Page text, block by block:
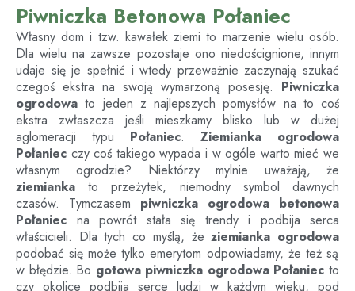
Piwniczka Betonowa Połaniec
Własny dom i tzw. kawałek ziemi to marzenie wielu osób.
Dla wielu na zawsze pozostaje ono niedoścignione, innym
udaje się je spełnić i wtedy przeważnie zaczynają szukać
czegoś ekstra na swoją wymarzoną posesję. Piwniczka
ogrodowa to jeden z najlepszych pomysłów na to coś
ekstra zwłaszcza jeśli mieszkamy blisko lub w dużej
aglomeracji typu Połaniec. Ziemianka ogrodowa
Połaniec czy coś takiego wypada i w ogóle warto mieć we
własnym ogrodzie? Niektórzy mylnie uważają, że
ziemianka to przeżytek, niemodny symbol dawnych
czasów. Tymczasem piwniczka ogrodowa betonowa
Połaniec na powrót stała się trendy i podbija serca
właścicieli. Dla tych co myślą, żeziemianka ogrodowa
podobać się może tylko emerytom odpowiadamy, że też są
w błędzie. Bo gotowa piwniczka ogrodowa Połaniecto
czy okolice podbija serce ludzi w każdym wieku, pod